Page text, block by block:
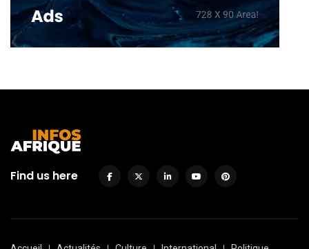
Find us here